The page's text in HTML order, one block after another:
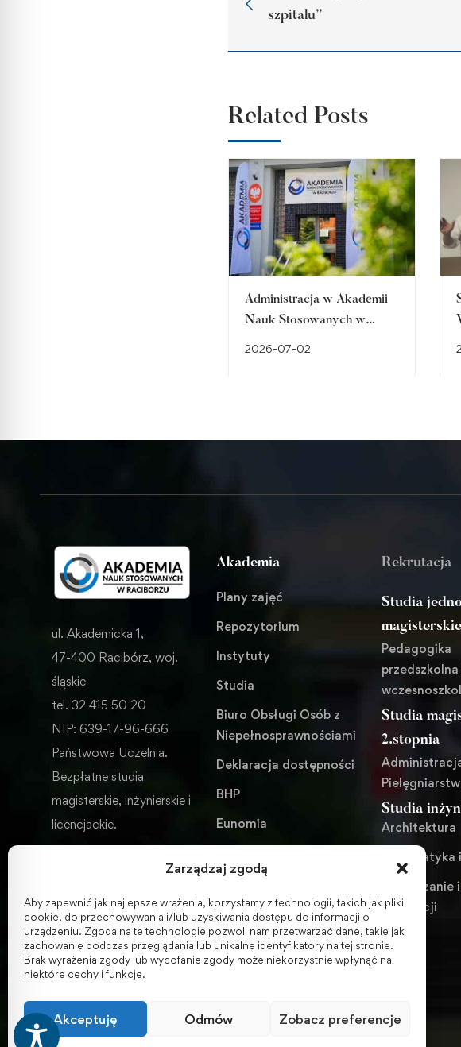
Zarządzaj zgodą
Aby zapewnić jak najlepsze wrażenia, korzystamy z technologii, takich jak pliki
cookie, do przechowywania i/lub uzyskiwania dostępu do informacji o
urządzeniu. Zgoda na te technologie pozwoli nam przetwarzać dane, takie jak
zachowanie podczas przeglądania lub unikalne identyfikatory na tej stronie.
Brak wyrażenia zgody lub wycofanie zgody może niekorzystnie wpłynąć na
niektóre cechy i funkcje.
Akceptuję Odmów Zobacz preferencje
szpitalu”
Related Posts
Administracja w Akademii
Nauk Stosowanych w
2026-07-02
ul. Akademicka 1,
47-400 Racibórz, woj.
śląskie
tel. 32 415 50 20
NIP: 639-17-96-666
Państwowa Uczelnia.
Bezpłatne studia
magisterskie, inżynierskie i
licencjackie.
Akademia
Plany zajęć
Repozytorium
Instytuty
Studia
Biuro Obsługi Osób z
Niepełnosprawnościami
Deklaracja dostępności
BHP
Eunomia
ENGLISH VERSION
Rekrutacja
Studia
magisterskie
Pedagogika
przedszkolna
Studia
2.stopnia
Studia
Architektura
Zarządzanie
produkcji
© 2001-2026 Akademia Nauk Stosowanych w Raciborzu